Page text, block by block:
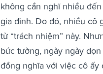
không cần nghĩ nhiều
gia đình. Do đó, nhiều cô
từ “trách nhiệm” này.
bức tường, ngày ngày
đồng nghĩa với việc cô ấy